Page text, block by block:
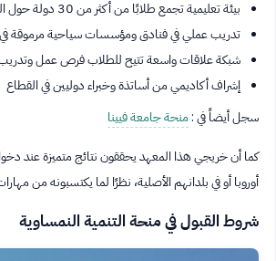
بيئة تعليمية تجمع طلابًا من أكثر من 30 دولة حول العالم.
تدريب عملي في فنادق ومؤسسات سياحية مرموقة
شبكة علاقات واسعة تتيح للطلاب فرص عمل
إشراف أكاديمي من أساتذة وخبراء دوليين في القطاع
سجل أيضاً في :منحة جامعة فيينا
كما أن خريجي هذا المعهد يحققون نتائج متميزة عند
أوروبا أو في بلدانهم الأصلية، نظرًا لما يكتسبونه من
شروط القبول في منحة التنمية النمساوية